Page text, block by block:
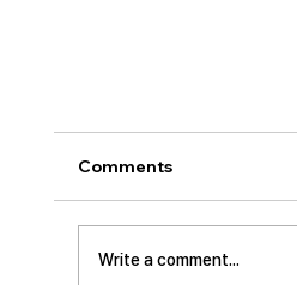
Comments
Write a comment...